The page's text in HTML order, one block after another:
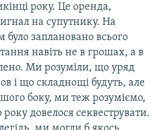
року. Це оренда,
на супутнику. На
заплановано всього
навіть не в грошах, а в
Ми розуміли, що уряд
і що складнощі будуть, але
боку, ми теж розуміємо,
довелося секвеструвати.